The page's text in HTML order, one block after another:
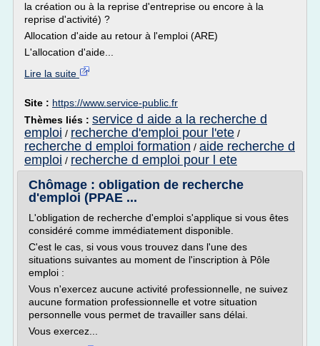
la création ou à la reprise d'entreprise ou encore à la
reprise d'activité) ?
Allocation d'aide au retour à l'emploi (ARE)
L'allocation d'aide...
Lire la suite
Site : https://www.service-public.fr
Thèmes liés : service d aide a la recherche d
emploi / recherche d'emploi pour l'ete /
recherche d emploi formation / aide recherche d
emploi / recherche d emploi pour l ete
Chômage : obligation de recherche
d'emploi (PPAE ...
L'obligation de recherche d'emploi s'applique si vous êtes
considéré comme immédiatement disponible.
C'est le cas, si vous vous trouvez dans l'une des
situations suivantes au moment de l'inscription à Pôle
emploi :
Vous n'exercez aucune activité professionnelle, ne suivez
aucune formation professionnelle et votre situation
personnelle vous permet de travailler sans délai.
Vous exercez...